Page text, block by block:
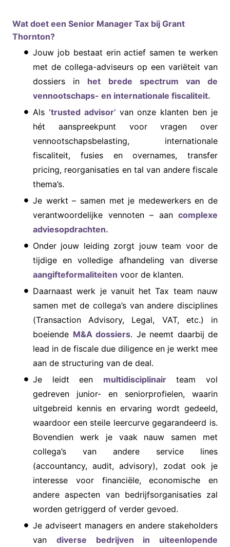
Wat doet een Senior Manager Tax bij Grant
Thornton?
Jouw job bestaat erin actief samen te werken
met de collega-adviseurs op een variëteit van
dossiers in het brede spectrum van de
vennootschaps- en internationale fiscaliteit.
Als ‘trusted advisor’ van onze klanten ben je
hét aanspreekpunt voor vragen over
vennootschapsbelasting, internationale
fiscaliteit, fusies en overnames, transfer
pricing, reorganisaties en tal van andere fiscale
thema’s.
Je werkt – samen met je medewerkers en de
verantwoordelijke vennoten – aan complexe
adviesopdrachten.
Onder jouw leiding zorgt jouw team voor de
tijdige en volledige afhandeling van diverse
aangifteformaliteiten voor de klanten.
Daarnaast werk je vanuit het Tax team nauw
samen met de collega’s van andere disciplines
(Transaction Advisory, Legal, VAT, etc.) in
boeiende M&A dossiers. Je neemt daarbij de
lead in de fiscale due diligence en je werkt mee
aan de structuring van de deal.
Je leidt een multidisciplinairteam vol
gedreven junior- en seniorprofielen, waarin
uitgebreid kennis en ervaring wordt gedeeld,
waardoor een steile leercurve gegarandeerd is.
Bovendien werk je vaak nauw samen met
collega’s van andere service lines
(accountancy, audit, advisory), zodat ook je
interesse voor financiële, economische en
andere aspecten van bedrijfsorganisaties zal
worden getriggerd of verder gevoed.
Je adviseert managers en andere stakeholders
van diverse bedrijven in uiteenlopende